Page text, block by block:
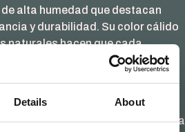
Details About
alta humedad que destacan
y durabilidad. Su color cálido
naturales hacen que cada
objetivo de ofrecer
a nuestros clientes es un
y orgullosos de trabajar junto a